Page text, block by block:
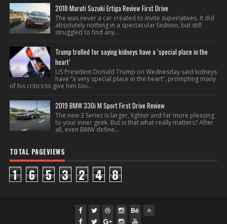
2018 Maruti Suzuki Ertiga Review First Drive
The was never a car created to invite superlatives. It did
absolutely nothing in a spectacular fashion, but still
struggled to find any...
Trump trolled for saying kidneys have a ‘special place in the
heart’
US President Donald Trump on Wednesday said kidneys
have “a very special place in the heart”, prompting many
of his critics to give him bio...
2019 BMW 330i M Sport First Drive Review
The new 3 Series is larger, lighter and far more pleasing
to your inner geek. But is that what really matters? After
all, even BMW define...
TOTAL PAGEVIEWS
1 6 5 3 2 4 8